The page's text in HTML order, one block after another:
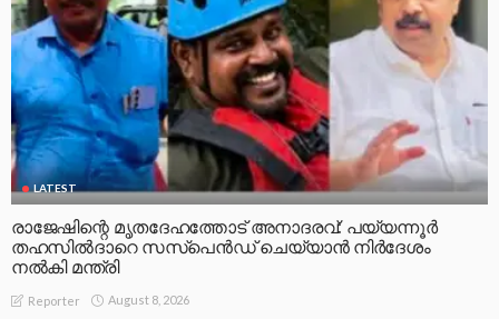
LATEST
രാജേഷിന്റെ മൃതദേഹത്തോട് അനാദരവ്: പയ്യന്നൂർ
തഹസിൽദാറെ സസ്പെൻഡ് ചെയ്യാൻ നിർദേശം
നൽകി മന്ത്രി
Reporter August 8, 2026